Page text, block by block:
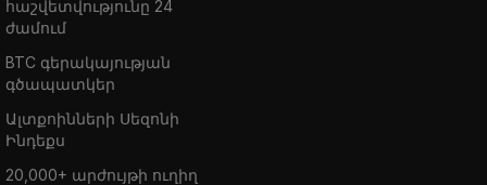
հաշվետվությունը 24
ժամում
BTC գերակայության
գծապատկեր
Ալտքոինների Սեզոնի
Ինդեքս
20,000+ արժույթի ուղիղ